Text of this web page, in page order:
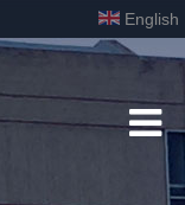
English